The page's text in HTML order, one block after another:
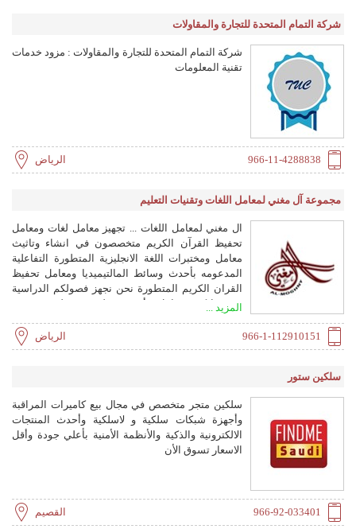
شركة التمام المتحدة للتجارة والمقاولات
شركة التمام المتحدة للتجارة والمقاولات : مزود خدمات
تقنية المعلومات
966-11-4288838 الرياض
مجموعة آل مغني لمعامل اللغات وتقنيات التعليم
ال مغني لمعامل اللغات ... تجهيز معامل لغات ومعامل
تحفيظ القرآن الكريم متخصصون في انشاء وتاثيث
معامل ومختبرات اللغة الانجليزية المتطورة التفاعلية
المدعومه بأحدث وسائط المالتيميديا ومعامل تحفيظ
القران الكريم المتطورة نحن نجهز فصولكم الدراسية
ومختبراتكم بمعامل وأجهزة تعليمية متطورة تضمن
المزيد ...
966-1-112910151 الرياض
سلكين ستور
سلكين متجر متخصص في مجال بيع كاميرات المراقبة
وأجهزة شبكات سلكية و لاسلكية وأحدث المنتجات
الالكترونية والذكية والأنظمة الأمنية بأعلي جودة وأقل
الاسعار تسوق الأن
966-92-033401 القصيم